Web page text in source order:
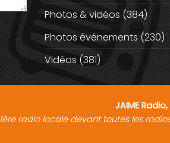
Photos & vidéos (384)
Photos événements (230)
Vidéos (381)
JAIME
1ère radio locale devant toutes les